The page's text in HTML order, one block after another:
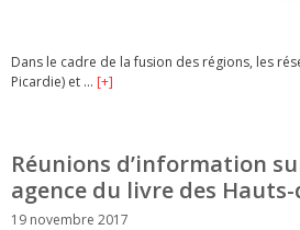
Dans le cadre de la fusion des régions, les
Picardie) et … [+]
Réunions d’information
agence du livre des
19 novembre 2017